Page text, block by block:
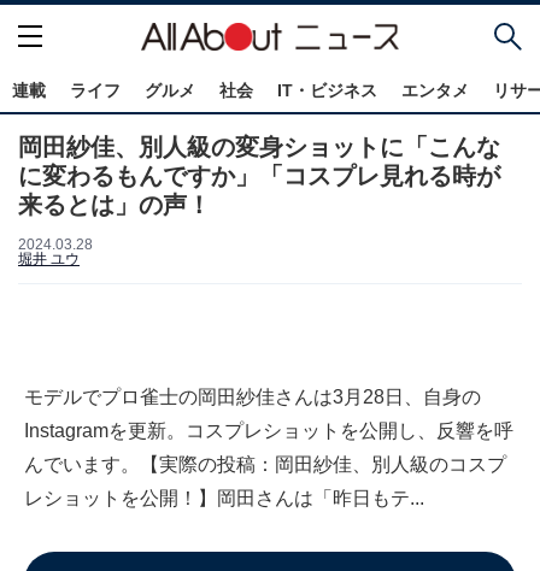
連載 ライフ グルメ 社会 IT・ビジネス エンタメ リサ
岡田紗佳、別人級の変身ショットに「こんな
に変わるもんですか」「コスプレ見れる時が
来るとは」の声！
2024.03.28
堀井 ユウ
モデルでプロ雀士の岡田紗佳さんは3月28日、自身の
Instagramを更新。コスプレショットを公開し、反響を呼
んでいます。【実際の投稿：岡田紗佳、別人級のコスプ
レショットを公開！】岡田さんは「昨日もテ...